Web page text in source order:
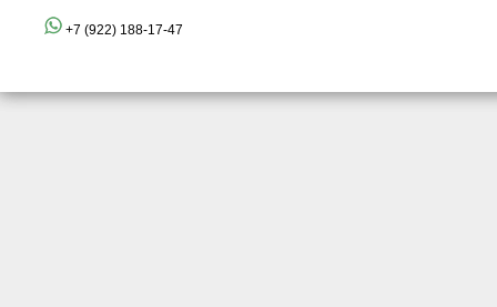
+7 (922) 188-17-47